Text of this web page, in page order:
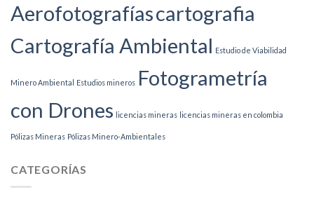
Aerofotografíascartografia
Cartografía Ambiental Estudio de Viabilidad
Minero Ambiental Estudios mineros Fotogrametría
con Drones licencias mineras licencias mineras en colombia
Pólizas Mineras Pólizas Minero-Ambientales
CATEGORÍAS